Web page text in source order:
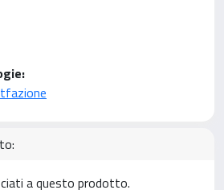
a questo prodotto.